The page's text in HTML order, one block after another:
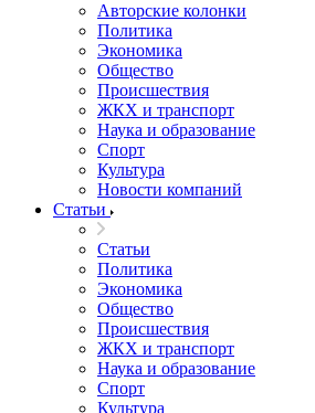
Авторские колонки
Политика
Экономика
Общество
Происшествия
ЖКХ и транспорт
Наука и образование
Спорт
Культура
Новости компаний
Статьи
Статьи
Политика
Экономика
Общество
Происшествия
ЖКХ и транспорт
Наука и образование
Спорт
Культура